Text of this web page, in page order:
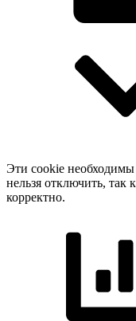
Эти cookie
нельзя отключить, так
корректно.